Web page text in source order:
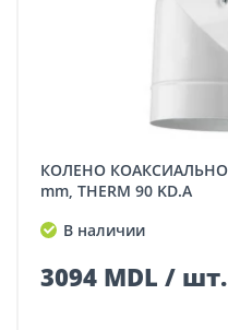
КОЛЕНО КОАКСИАЛЬНОЕ, 90 ГРАДУСОВ, D 110/160
mm, THERM 90 KD.A
В наличии
3094 MDL / шт.